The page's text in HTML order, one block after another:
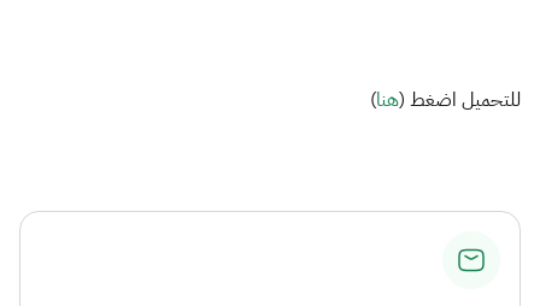
للتحميل اضغط (هنا​)​